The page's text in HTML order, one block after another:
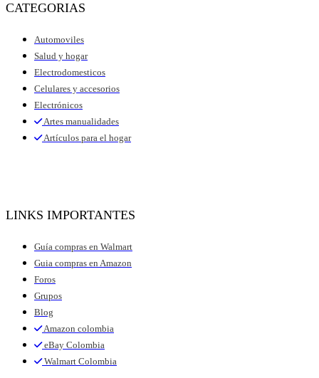
CATEGORIAS
Automoviles
Salud y hogar
Electrodomesticos
Celulares y accesorios
Electrónicos
Artes manualidades
Artículos para el hogar
LINKS IMPORTANTES
Guía compras en Walmart
Guia compras en Amazon
Foros
Grupos
Blog
Amazon colombia
eBay Colombia
Walmart Colombia